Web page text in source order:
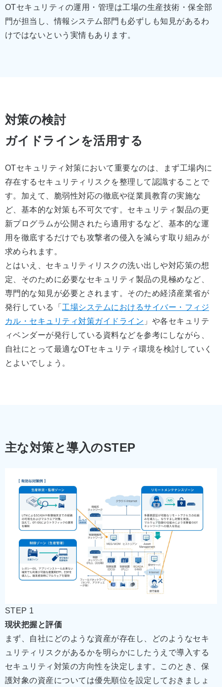
OTセキュリティの運用・管理は工場の生産技術・保全部
門が担当し、情報システム部門も必ずしも知見があるわ
けではないという実情もあります。
対策の検討
ガイドラインを活用する
OTセキュリティ対策において重要なのは、まず工場内に
存在するセキュリティリスクを整理して認識することで
す。加えて、脆弱性対応の徹底や従業員教育の実施な
ど、基本的な対策も不可欠です。セキュリティ製品の更
新プログラムが公開されたら適用するなど、基本的な運
用を徹底するだけでも攻撃者の侵入を減らす取り組みが
求められます。
とはいえ、セキュリティリスクの洗い出しや対応策の想
定、そのために必要なセキュリティ製品の見極めなど、
専門的な知見が必要とされます。そのため経済産業省が
発行している「 工場システムにおけるサイバー・フィジ
カル・セキュリティ対策ガイドライン 」や各セキュリテ
ィベンダーが発行している資料などを参考にしながら、
自社にとって最適なOTセキュリティ環境を検討していく
とよいでしょう。
主な対策と導入のSTEP
STEP 1
現状把握と評価
まず、自社にどのような資産が存在し、どのようなセキ
ュリティリスクがあるかを明らかにしたうえで導入する
セキュリティ対策の方向性を決定します。このとき、保
護対象の資産については優先順位を設定しておきましょ